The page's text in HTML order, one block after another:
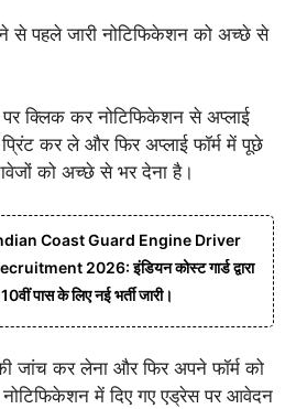
से पहले जारी नोटिफिकेशन को अच्छे से
क्लिक कर नोटिफिकेशन से अप्लाई
कर ले और फिर अप्लाई फॉर्म में पूछे
को अच्छे से भर देना है।
Coast Guard Engine Driver
2026: इंडियन कोस्ट गार्ड द्वारा
पास के लिए नई भर्ती जारी।
जांच कर लेना और फिर अपने फॉर्म को
में दिए गए एड्रेस पर आवेदन